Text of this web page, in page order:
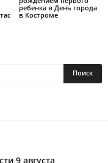
ребенка в День города
в Костроме
9 августа